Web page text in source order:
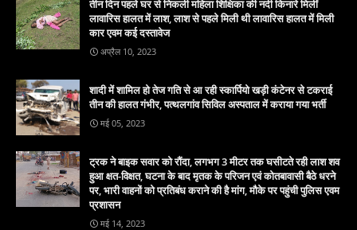
तीन दिन पहले घर से निकली महिला शिक्षिका की नदी किनारे मिलीं
लावारिस हालत में लाश, लाश से पहले मिली थी लावारिस हालत में मिली
कार एवम कई दस्तावेज
अप्रैल 10, 2023
शादी में शामिल हो तेज गति से आ रही स्कार्पियो खड़ी कंटेनर से टकराई
तीन की हालत गंभीर, पत्थलगांव सिविल अस्पताल में कराया गया भर्ती
मई 05, 2023
ट्रक ने बाइक सवार को रौंदा, लगभग 3 मीटर तक घसीटते रही लाश शव
हुआ क्षत-विक्षत, घटना के बाद मृतक के परिजन एवं कोतबावासी बैठे धरने
पर, भारी वाहनों को प्रतिबंध कराने की है मांग, मौके पर पहुंची पुलिस एवम
प्रशासन
मई 14, 2023